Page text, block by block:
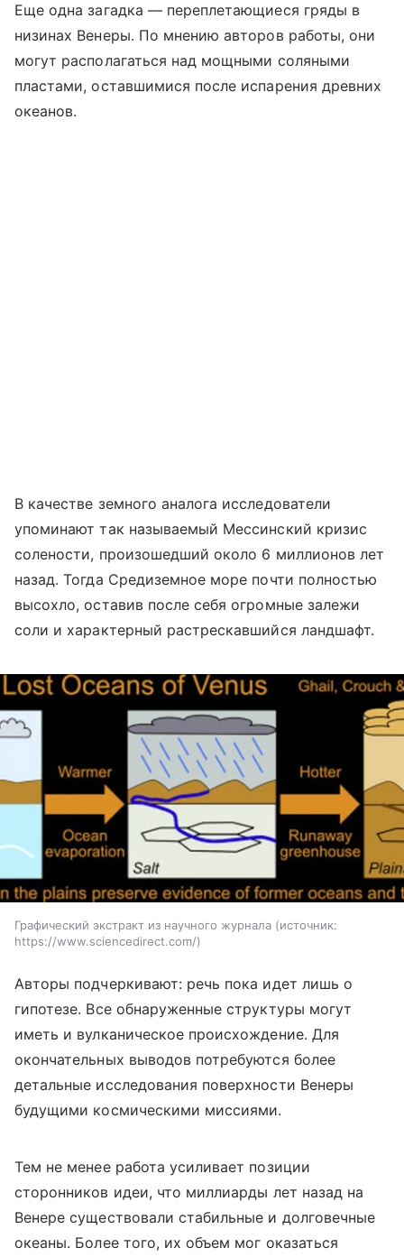
Еще одна загадка — переплетающиеся гряды в
низинах Венеры. По мнению авторов работы, они
могут располагаться над мощными соляными
пластами, оставшимися после испарения древних
океанов.
В качестве земного аналога исследователи
упоминают так называемый Мессинский кризис
солености, произошедший около 6 миллионов лет
назад. Тогда Средиземное море почти полностью
высохло, оставив после себя огромные залежи
соли и характерный растрескавшийся ландшафт.
Графический экстракт из научного журнала
источник:
https://www.sciencedirect.com/
Авторы подчеркивают: речь пока идет лишь о
гипотезе. Все обнаруженные структуры могут
иметь и вулканическое происхождение. Для
окончательных выводов потребуются более
детальные исследования поверхности Венеры
будущими космическими миссиями.
Тем не менее работа усиливает позиции
сторонников идеи, что миллиарды лет назад на
Венере существовали стабильные и долговечные
океаны. Более того, их объем мог оказаться